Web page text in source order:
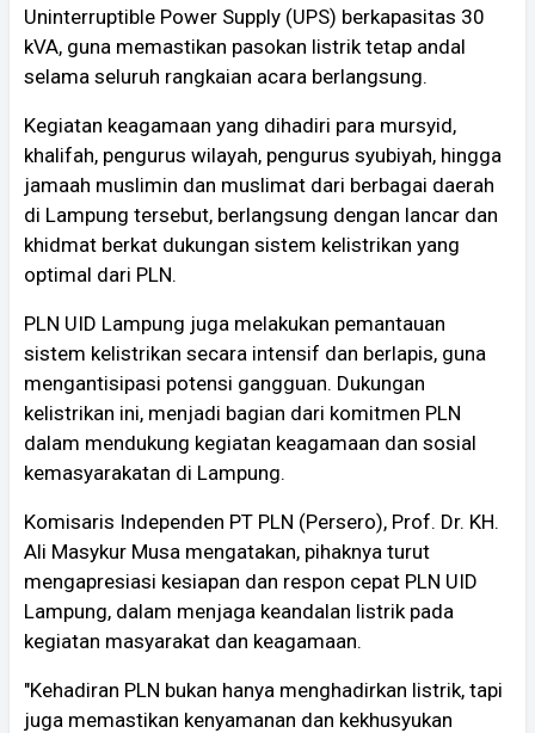
Uninterruptible Power Supply (UPS) berkapasitas 30
kVA, guna memastikan pasokan listrik tetap andal
selama seluruh rangkaian acara berlangsung.
Kegiatan keagamaan yang dihadiri para mursyid,
khalifah, pengurus wilayah, pengurus syubiyah, hingga
jamaah muslimin dan muslimat dari berbagai daerah
di Lampung tersebut, berlangsung dengan lancar dan
khidmat berkat dukungan sistem kelistrikan yang
optimal dari PLN.
PLN UID Lampung juga melakukan pemantauan
sistem kelistrikan secara intensif dan berlapis, guna
mengantisipasi potensi gangguan. Dukungan
kelistrikan ini, menjadi bagian dari komitmen PLN
dalam mendukung kegiatan keagamaan dan sosial
kemasyarakatan di Lampung.
Komisaris Independen PT PLN (Persero), Prof. Dr. KH.
Ali Masykur Musa mengatakan, pihaknya turut
mengapresiasi kesiapan dan respon cepat PLN UID
Lampung, dalam menjaga keandalan listrik pada
kegiatan masyarakat dan keagamaan.
"Kehadiran PLN bukan hanya menghadirkan listrik, tapi
juga memastikan kenyamanan dan kekhusyukan